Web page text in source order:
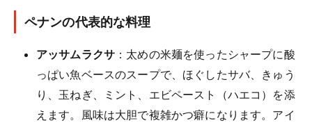
ペナンの代表的な料理
アッサムラクサ ：太めの米麺を使ったシャープに酸
っぱい魚ベースのスープで、ほぐしたサバ、きゅう
り、玉ねぎ、ミント、エビペースト（ハエコ）を添
えます。風味は大胆で複雑かつ癖になります。アイ